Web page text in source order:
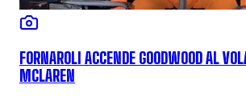
FORNAROLI ACCENDE GOODWOOD AL
MCLAREN